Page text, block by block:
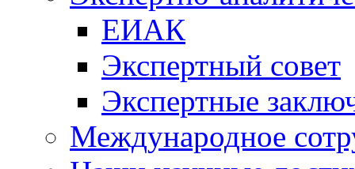
ЕИАК
Экспертный совет
Экспертные
Международное